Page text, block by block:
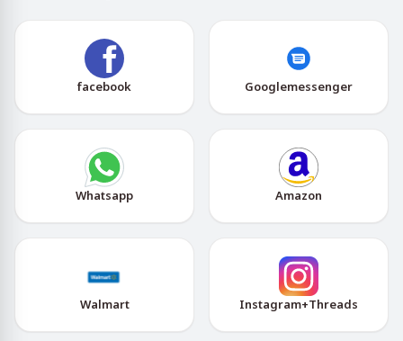
facebook Googlemessenger
Whatsapp Amazon
Walmart Instagram+Threads